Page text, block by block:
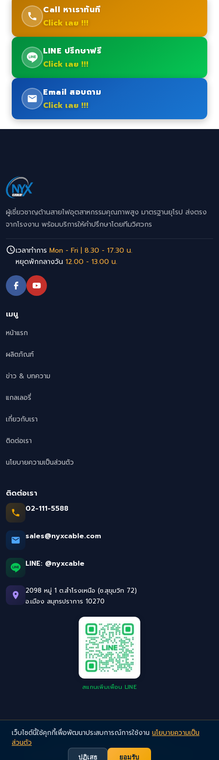
Call หาเราทันที
Click เลย !!!
LINE ปรึกษาฟรี
Click เลย !!!
Email สอบถาม
Click เลย !!!
ผู้เชี่ยวชาญด้านสายไฟอุตสาหกรรมคุณภาพสูง มาตรฐานยุโรป ส่งตรง
จากโรงงาน พร้อมบริการให้คำปรึกษาโดยทีมวิศวกร
เวลาทำการ Mon - Fri | 8.30 - 17.30 น.
หยุดพักกลางวัน 12.00 - 13.00 น.
เมนู
หน้าแรก
ผลิตภัณฑ์
ข่าว & บทความ
แกลเลอรี่
เกี่ยวกับเรา
ติดต่อเรา
นโยบายความเป็นส่วนตัว
ติดต่อเรา
02-111-5588
sales@nyxcable.com
LINE: @nyxcable
2098 หมู่ 1 ต.สำโรงเหนือ (ซ.สุขุมวิท 72)
อ.เมือง สมุทรปราการ 10270
สแกนเพิ่มเพื่อน LINE
· สายไฟอุตสาหกรรมคุณภาพสูง มาตรฐานยุโรป
เว็บไซต์นี้ใช้คุกกี้เพื่อพัฒนาประสบการณ์การใช้งาน นโยบายความเป็น
ส่วนตัว
ปฏิเสธ ยอมรับ